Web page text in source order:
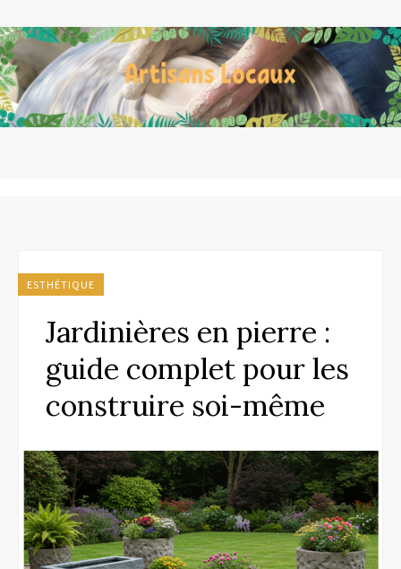
ESTHÉTIQUE
Jardinières en pierre :
guide complet pour les
construire soi-même